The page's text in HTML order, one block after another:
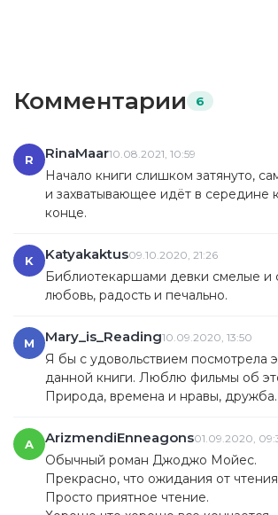
ли бутоны,Которыми он осыпал свой
газовым покрывалом,Под туманным
тебя,Парящую в свежем голубом
светлыми ветрами,Попирающую ногой
волны, предвещающие тебя,Зыбятся и
моих ног.[* Венера, переплывающая море
бегут по небу,Ударяя золотыми
стекло;Белые лунные кобылицы
ногах,Стуча передними в зеленые
кобылицы,Напрягите все свои
тyман звезд,Иначе солнечный тигр
вы погибнете в его пламенеющей пасти.
Комментарии 6
R RinaMaar10.08.2021, 10:59
Начало книги слишком затянуто,
и захватывающее идёт в середине
конце.
K Katyakaktus09.10.2020, 21:26
Библиотекаршами девки смелые и
любовь, радость и печально.
M Mary_is_Reading10.09.2020, 13:50
Я бы с удовольствием посмотрела
данной книги. Люблю фильмы об
Природа, времена и нравы, дружба.
A ArizmendiEnneagons01.09.2020,
Обычный роман Джоджо Мойес.
Прекрасно, что ожидания от
Просто приятное чтение.